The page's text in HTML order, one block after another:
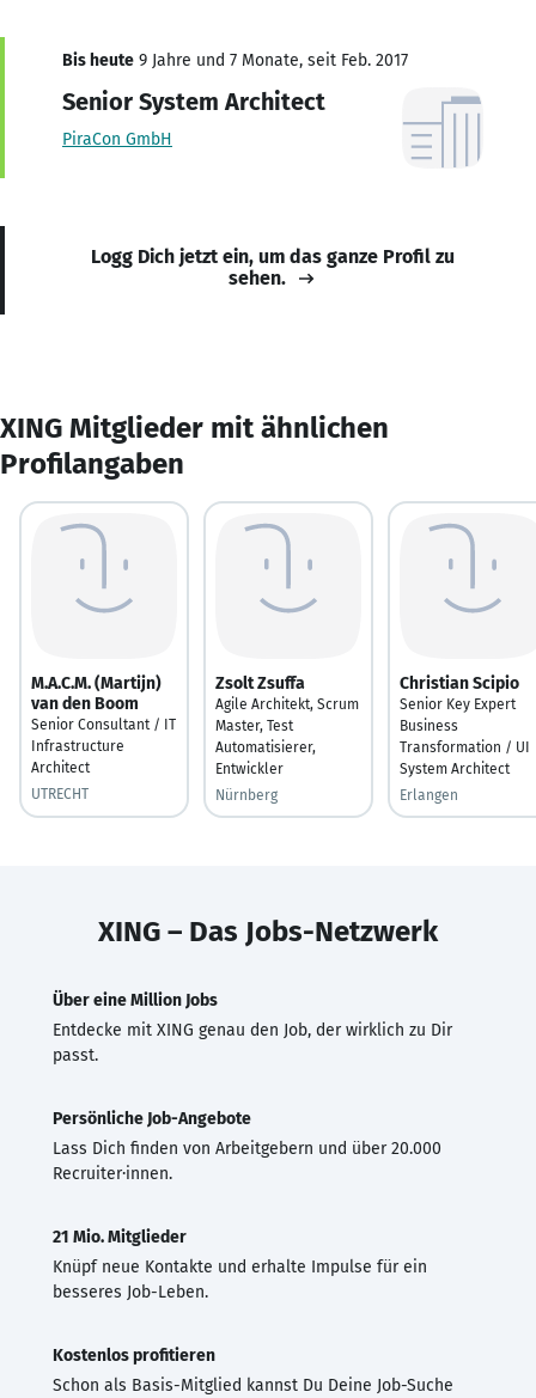
Bis heute 9 Jahre und 7 Monate, seit Feb. 2017
Senior System Architect
PiraCon GmbH
Logg Dich jetzt ein, um das ganze Profil zu
sehen.
XING Mitglieder mit ähnlichen
Profilangaben
M.A.C.M. (Martijn)
van den Boom
Senior Consultant / IT
Infrastructure
Architect
UTRECHT
Zsolt Zsuffa
Agile Architekt, Scrum
Master, Test
Automatisierer,
Entwickler
Nürnberg
Christian Scipio
Senior Key Expert
Business
Transformation / UI
System Architect
Erlangen
XING – Das Jobs-Netzwerk
Über eine Million Jobs
Entdecke mit XING genau den Job, der wirklich zu Dir
passt.
Persönliche Job-Angebote
Lass Dich finden von Arbeitgebern und über 20.000
Recruiter·innen.
21 Mio. Mitglieder
Knüpf neue Kontakte und erhalte Impulse für ein
besseres Job-Leben.
Kostenlos profitieren
Schon als Basis-Mitglied kannst Du Deine Job-Suche